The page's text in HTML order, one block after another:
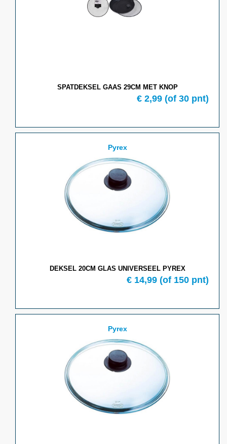
SPATDEKSEL GAAS 29CM MET KNOP
€ 2,99 (of 30 pnt)
Pyrex
DEKSEL 20CM GLAS UNIVERSEEL PYREX
€ 14,99 (of 150 pnt)
Pyrex